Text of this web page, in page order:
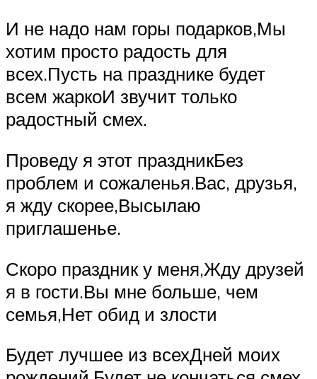
И не надо нам горы подарков,Мы
хотим просто радость для
всех.Пусть на празднике будет
всем жаркоИ звучит только
радостный смех.
Проведу я этот праздникБез
проблем и сожаленья.Вас, друзья,
я жду скорее,Высылаю
приглашенье.
Скоро праздник у меня,Жду друзей
я в гости.Вы мне больше, чем
семья,Нет обид и злости
Будет лучшее из всехДней моих